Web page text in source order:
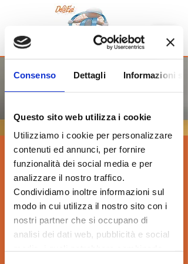
Consenso Dettagli Informazioni
Questo sito web utilizza i cookie
Utilizziamo i cookie per personalizzare
contenuti ed annunci, per fornire
funzionalità dei social media e per
analizzare il nostro traffico.
Condividiamo inoltre informazioni sul
modo in cui utilizza il nostro sito con i
nostri partner che si occupano di
analisi dei dati web, pubblicità e social
DICHIARAZIONE DI
www.deesi.orgsi impegna a fornire un
sito web accessibile al più ampio
pubblico possibile,
indipendentemente dalle circostanze e
dalle capacità. Vogliamo aderire il più
possibile alle Linee guida per
l'accessibilità dei contenuti web